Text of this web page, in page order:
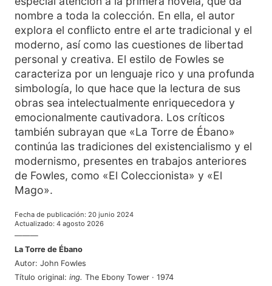
nombre a toda la colección. En ella, el autor
explora el conflicto entre el arte tradicional y el
moderno, así como las cuestiones de libertad
personal y creativa. El estilo de Fowles se
caracteriza por un lenguaje rico y una profunda
simbología, lo que hace que la lectura de sus
obras sea intelectualmente enriquecedora y
emocionalmente cautivadora. Los críticos
también subrayan que «La Torre de Ébano»
continúa las tradiciones del existencialismo y el
modernismo, presentes en trabajos anteriores
de Fowles, como «El Coleccionista» y «El
Mago».
Fecha de publicación: 20 junio 2024
Actualizado: 4 agosto 2026
———
La Torre de Ébano
Autor: John Fowles
Título original: ing. The Ebony Tower · 1974